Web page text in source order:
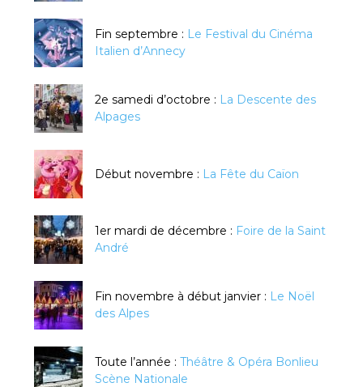
Fin septembre : Le Festival du Cinéma
Italien d’Annecy
2e samedi d’octobre : La Descente des
Alpages
Début novembre : La Fête du Caïon
1er mardi de décembre : Foire de la Saint
André
Fin novembre à début janvier : Le Noël
des Alpes
Toute l’année : Théâtre & Opéra Bonlieu
Scène Nationale